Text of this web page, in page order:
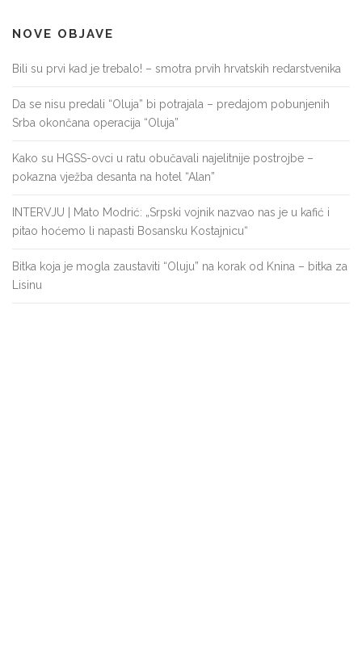
NOVE OBJAVE
Bili su prvi kad je trebalo! – smotra prvih hrvatskih redarstvenika
Da se nisu predali “Oluja” bi potrajala – predajom pobunjenih
Srba okončana operacija “Oluja”
Kako su HGSS-ovci u ratu obučavali najelitnije postrojbe –
pokazna vježba desanta na hotel “Alan”
INTERVJU | Mato Modrić: „Srpski vojnik nazvao nas je u kafić i
pitao hoćemo li napasti Bosansku Kostajnicu“
Bitka koja je mogla zaustaviti “Oluju” na korak od Knina – bitka za
Lisinu